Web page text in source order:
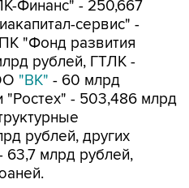
ФНБ вложены в
рублей),
млрд рублей),
рублей) и
рублей), в
"ДОМ.РФ" (218,329
(77,321 млрд
рублей), Сбербанка
ВТБ (211,52 млрд